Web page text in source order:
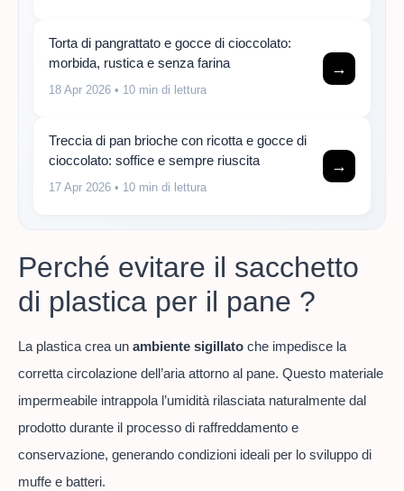
Torta di pangrattato e gocce di cioccolato:
morbida, rustica e senza farina
18 Apr 2026 • 10 min di lettura
→
Treccia di pan brioche con ricotta e gocce di
cioccolato: soffice e sempre riuscita
17 Apr 2026 • 10 min di lettura
→
Perché evitare il sacchetto
di plastica per il pane ?
La plastica crea un ambiente sigillato che impedisce la
corretta circolazione dell’aria attorno al pane. Questo materiale
impermeabile intrappola l’umidità rilasciata naturalmente dal
prodotto durante il processo di raffreddamento e
conservazione, generando condizioni ideali per lo sviluppo di
muffe e batteri.